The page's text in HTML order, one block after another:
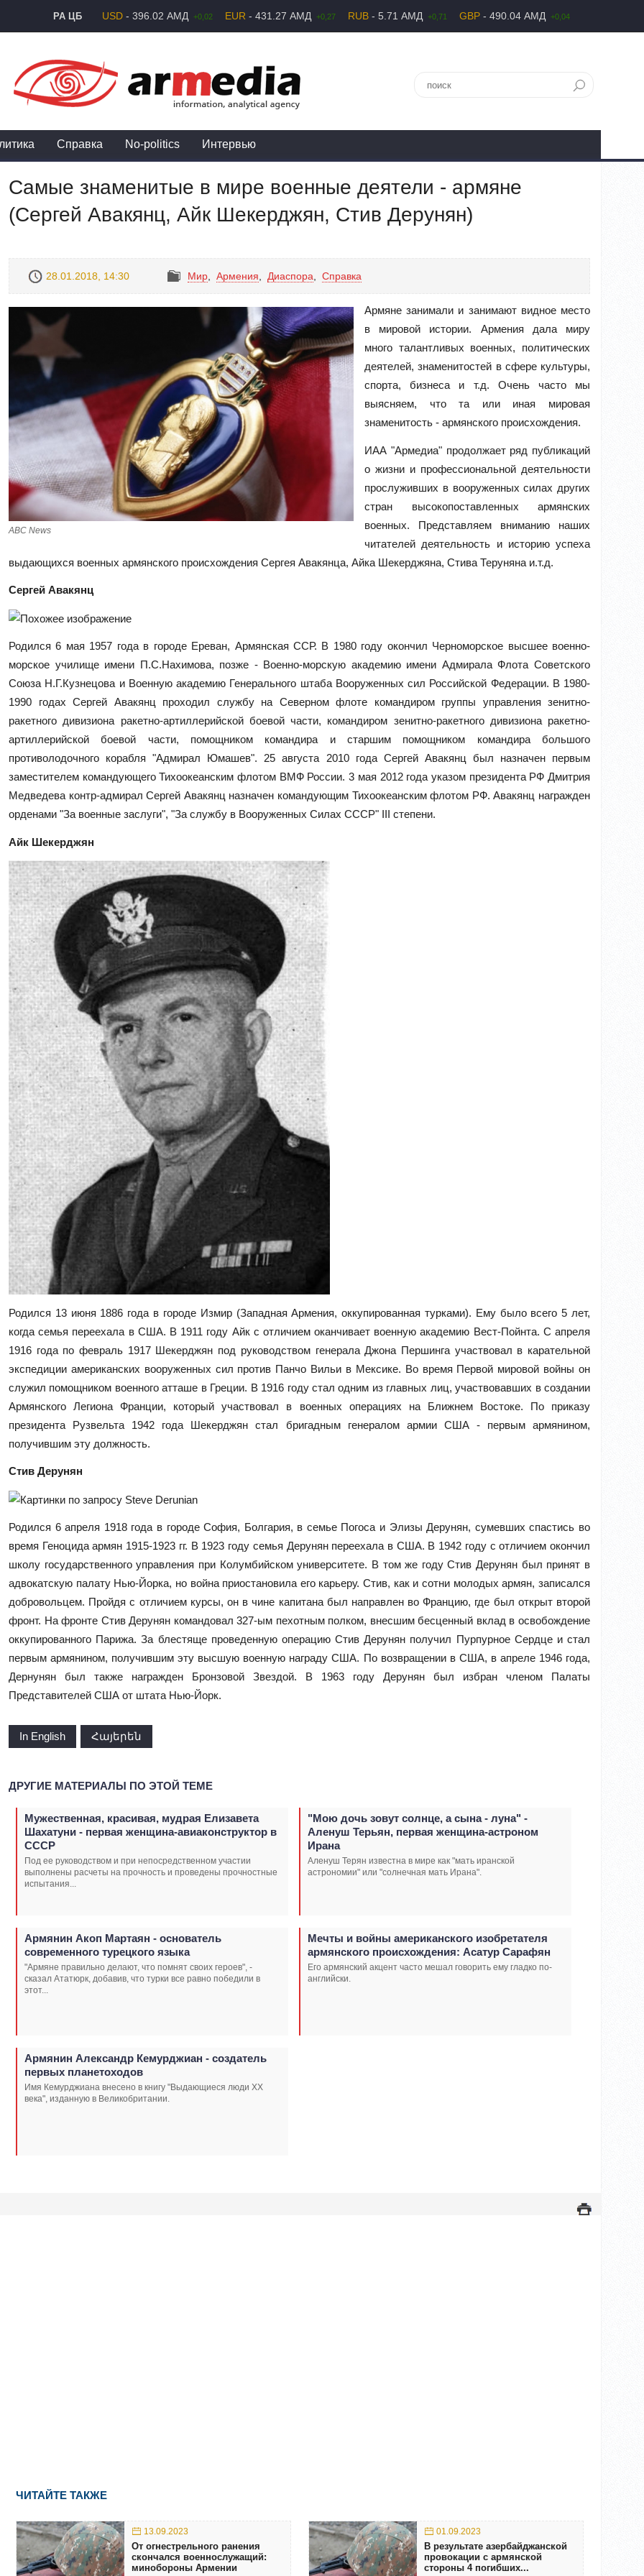
РА ЦБ USD - 396.02 АМД +0,02 EUR - 431.27 АМД +0,27 RUB - 5.71 АМД +0,71 GBP - 490.04 АМД +0,04
Справка No-politics Интервью
Самые знаменитые в мире военные деятели - армяне
(Сергей Авакянц, Айк Шекерджян, Стив Дерунян)
28.01.2018, 14:30 Mир Армения Диаспора Справка
ABC News
Армяне занимали и занимают видное место
в мировой истории. Армения дала миру
много талантливых военных, политических
деятелей, знаменитостей в сфере культуры,
спорта, бизнеса и т.д. Очень часто мы
выясняем, что та или иная мировая
знаменитость - армянского происхождения.
ИАА "Армедиа"продолжает ряд публикаций
о жизни и профессиональной деятельности
прослуживших в вооруженных силах других
стран высокопоставленных армянских
военных. Представляем вниманию наших
читателей деятельность и историю успеха
выдающихся военных армянского происхождения Сергея Авакянца, Айка Шекерджяна, Стива Теруняна и.т.д.
Сергей Авакянц
Родился 6 мая 1957 года в городе Ереван, Армянская ССР. В 1980 году окончил Черноморское высшее военно-
морское училище имени П.С.Нахимова, позже - Военно-морскую академию имени Адмирала Флота Советского
Союза Н.Г.Кузнецова и Военную академию Генерального штаба Вооруженных сил Российской Федерации. В 1980-
1990 годах Сергей Авакянц проходил службу на Северном флоте командиром группы управления зенитно-
ракетного дивизиона ракетно-артиллерийской боевой части, командиром зенитно-ракетного дивизиона ракетно-
артиллерийской боевой части, помощником командира и старшим помощником командира большого
противолодочного корабля "Адмирал Юмашев". 25 августа 2010 года Сергей Авакянц был назначен первым
заместителем командующего Тихоокеанским флотом ВМФ России. 3 мая 2012 года указом президента РФ Дмитрия
Медведева контр-адмирал Сергей Авакянц назначен командующим Тихоокеанским флотом РФ. Авакянц награжден
орденами "За военные заслуги", "За службу в Вооруженных Силах СССР" III степени.
Айк Шекерджян
Родился 13 июня 1886 года в городе Измир (Западная Армения, оккупированная турками). Ему было всего 5 лет,
когда семья переехала в США. В 1911 году Айк с отличием оканчивает военную академию Вест-Пойнта. С апреля
1916 года по февраль 1917 Шекерджян под руководством генерала Джона Першинга участвовал в карательной
экспедиции американских вооруженных сил против Панчо Вильи в Мексике. Во время Первой мировой войны он
служил помощником военного атташе в Греции. В 1916 году стал одним из главных лиц, участвовавших в создании
Армянского Легиона Франции, который участвовал в военных операциях на Ближнем Востоке. По приказу
президента Рузвельта 1942 года Шекерджян стал бригадным генералом армии США - первым армянином,
получившим эту должность.
Стив Дерунян
Родился 6 апреля 1918 года в городе София, Болгария, в семье Погоса и Элизы Дерунян, сумевших спастись во
время Геноцида армян 1915-1923 гг. В 1923 году семья Дерунян переехала в США. В 1942 году с отличием окончил
школу государственного управления при Колумбийском университете. В том же году Стив Дерунян был принят в
адвокатскую палату Нью-Йорка, но война приостановила его карьеру. Стив, как и сотни молодых армян, записался
добровольцем. Пройдя с отличием курсы, он в чине капитана был направлен во Францию, где был открыт второй
фронт. На фронте Стив Дерунян командовал 327-ым пехотным полком, внесшим бесценный вклад в освобождение
оккупированного Парижа. За блестяще проведенную операцию Стив Дерунян получил Пурпурное Сердце и стал
первым армянином, получившим эту высшую военную награду США. По возвращении в США, в апреле 1946 года,
Дернунян был также награжден Бронзовой Звездой. В 1963 году Дерунян был избран членом Палаты
Представителей США от штата Нью-Йорк.
In English Հայերեն
ДРУГИЕ МАТЕРИАЛЫ ПО ЭТОЙ ТЕМЕ
Мужественная, красивая, мудрая Елизавета
Шахатуни - первая женщина-авиаконструктор в
СССР
Под ее руководством и при непосредственном участии
выполнены расчеты на прочность и проведены прочностные
испытания...
"Мою дочь зовут солнце, а сына - луна" -
Аленуш Терьян, первая женщина-астроном
Ирана
Аленуш Терян известна в мире как "мать иранской
астрономии" или "солнечная мать Ирана".
Армянин Акоп Мартаян - основатель
современного турецкого языка
"Армяне правильно делают, что помнят своих героев", -
сказал Ататюрк, добавив, что турки все равно победили в
этот...
Мечты и войны американского изобретателя
армянского происхождения: Асатур Сарафян
Его армянский акцент часто мешал говорить ему гладко по-
английски.
Армянин Александр Кемурджиан - создатель
первых планетоходов
Имя Кемурджиана внесено в книгу "Выдающиеся люди XX
века", изданную в Великобритании.
ЧИТАЙТЕ ТАКЖЕ
13.09.2023
От огнестрельного ранения
скончался военнослужащий:
минобороны Армении
01.09.2023
В результате азербайджанской
провокации с армянской
стороны 4 погибших...